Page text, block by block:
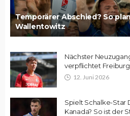
Temporärer Abschied? So
Wallentowitz
Nächster
verpflichtet
12. Juni 2026
Spielt Schalke-Star
Kanada? So ist der